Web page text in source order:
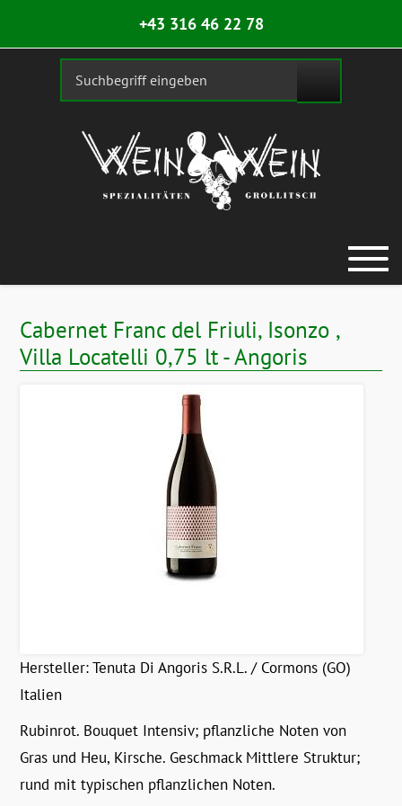
+43 316 46 22 78
Cabernet Franc del Friuli, Isonzo ,
Villa Locatelli 0,75 lt - Angoris
Hersteller:Tenuta Di Angoris S.R.L. / Cormons (GO)
Italien
Rubinrot. Bouquet Intensiv; pflanzliche Noten von
Gras und Heu, Kirsche. Geschmack Mittlere Struktur;
rund mit typischen pflanzlichen Noten.